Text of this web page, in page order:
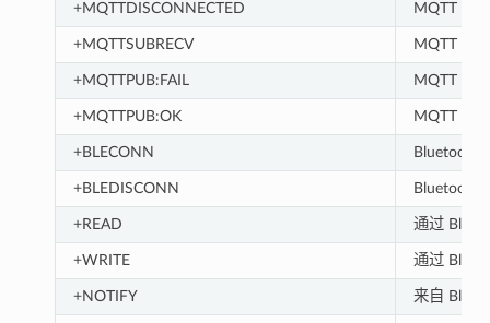
+MQTTDISCONNECTED MQTT 与
+MQTTSUBRECV MQTT 已
+MQTTPUB:FAIL MQTT 发
+MQTTPUB:OK MQTT 发
+BLECONN Bluetooth
+BLEDISCONN Bluetooth
+READ 通过
+WRITE 通过
+NOTIFY 来自